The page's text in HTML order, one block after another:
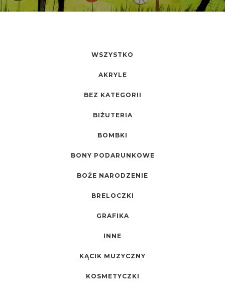
WSZYSTKO
AKRYLE
BEZ KATEGORII
BIŻUTERIA
BOMBKI
BONY PODARUNKOWE
BOŻE NARODZENIE
BRELOCZKI
GRAFIKA
INNE
KĄCIK MUZYCZNY
KOSMETYCZKI